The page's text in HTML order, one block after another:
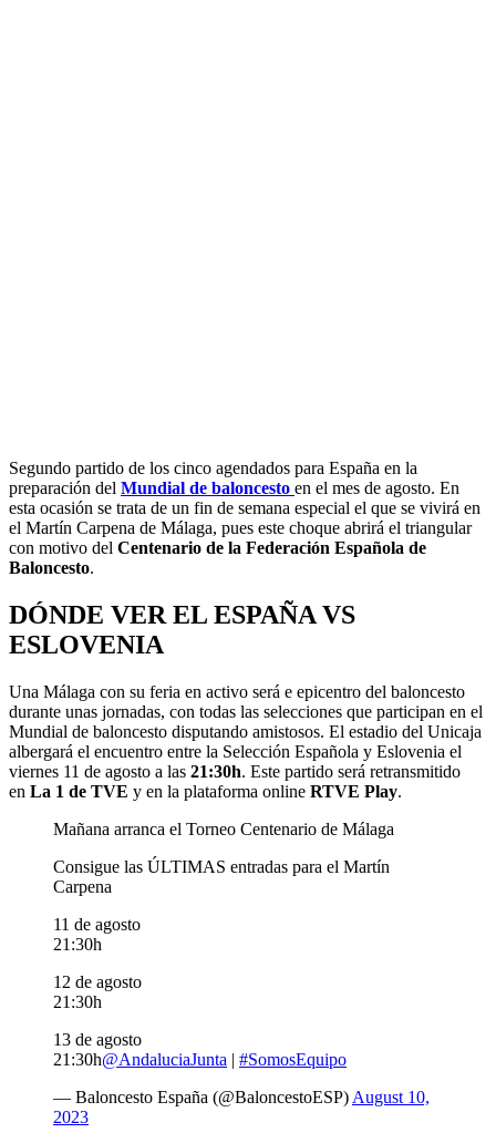
Segundo partido de los cinco agendados para España en la
preparación del Mundial de baloncesto en el mes de agosto. En
esta ocasión se trata de un fin de semana especial el que se vivirá en
el Martín Carpena de Málaga, pues este choque abrirá el triangular
con motivo del Centenario de la Federación Española de
Baloncesto.
DÓNDE VER EL ESPAÑA VS
ESLOVENIA
Una Málaga con su feria en activo será e epicentro del baloncesto
durante unas jornadas, con todas las selecciones que participan en el
Mundial de baloncesto disputando amistosos. El estadio del Unicaja
albergará el encuentro entre la Selección Española y Eslovenia el
viernes 11 de agosto a las 21:30h. Este partido será retransmitido
en La 1 de TVE y en la plataforma online RTVE Play.
Mañana arranca el Torneo Centenario de Málaga
Consigue las ÚLTIMAS entradas para el Martín
Carpena
11 de agosto
21:30h
12 de agosto
21:30h
13 de agosto
21:30h@AndaluciaJunta | #SomosEquipo
— Baloncesto España (@BaloncestoESP) August 10,
2023